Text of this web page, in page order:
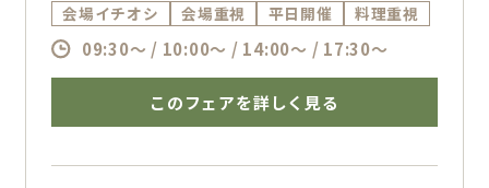
会場イチオシ 会場重視 平日開催 料理重視
09:30～ / 10:00～ / 14:00～ / 17:30～
このフェアを詳しく見る